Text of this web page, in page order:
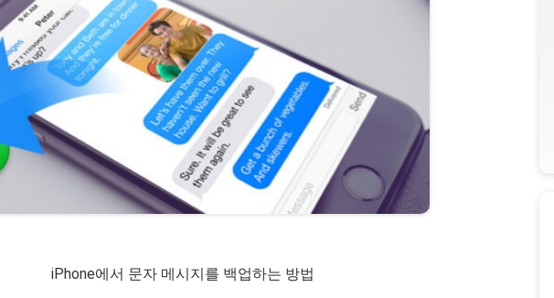
iPhone에서 문자 메시지를 백업하는 방법